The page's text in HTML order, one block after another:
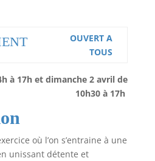
OUVERT A
TOUS
à 17h et dimanche 2 avril de
10h30 à 17h
où l’on s’entraine à une
unissant détente et